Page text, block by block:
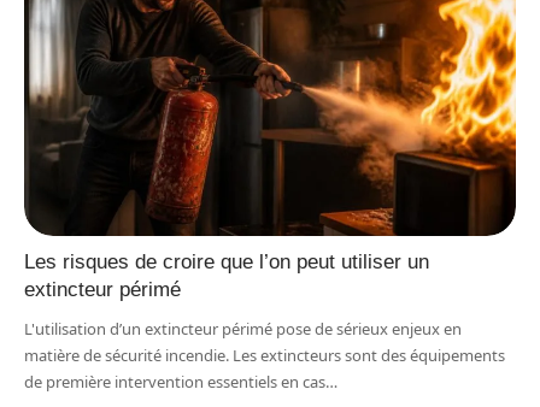
Les risques de croire que l’on peut utiliser un
extincteur périmé
L'utilisation d’un extincteur périmé pose de sérieux enjeux en
matière de sécurité incendie. Les extincteurs sont des équipements
de première intervention essentiels en cas…